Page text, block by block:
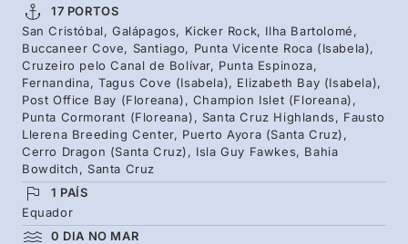
a norte para Bartolomé e Santiago, para depois
explorar as magníficas paisagens vulcânicas de
Isabela e Fernandina. Viajará em direção a sul
para Floreana e Santa Cruz, com oportunidade
de encontrar espécies icónicas, como os
patolas-de-pés-azuis, as iguanas-marinhas e as
tartarugas-gigantes. Faça caminhadas por
entre os cones vulcânicos, pratique caiaque
nas águas ricas em plâncton e explore as
17 PORTOS
San Cristóbal, Galápagos, Kicker Rock, Ilha Bartolomé,
Buccaneer Cove, Santiago, Punta Vicente Roca (Isabela),
Cruzeiro pelo Canal de Bolívar, Punta Espinoza,
Fernandina, Tagus Cove (Isabela), Elizabeth Bay (Isabela),
Post Office Bay (Floreana), Champion Islet (Floreana),
Punta Cormorant (Floreana), Santa Cruz Highlands, Fausto
Llerena Breeding Center, Puerto Ayora (Santa Cruz),
Cerro Dragon (Santa Cruz), Isla Guy Fawkes, Bahia
Bowditch, Santa Cruz
1 PAÍS
Equador
0 DIA NO MAR